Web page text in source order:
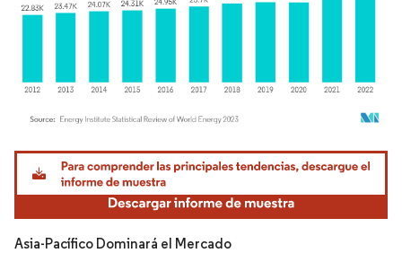
Imagen © Mordor Intelligence. El uso requiere atribución según CC BY 4.0.
Asia-Pacífico Dominará el Mercado